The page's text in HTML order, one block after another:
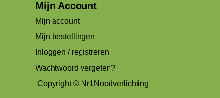
Mijn Account
Mijn account
Mijn bestellingen
Inloggen / registreren
Wachtwoord vergeten?
Copyright © Nr1Noodverlichting